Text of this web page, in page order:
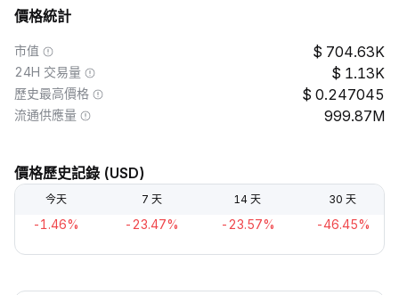
價格統計
市值 704.63K
24H 交易量 1.13K
歷史最高價格 0.247045
流通供應量 999.87M
價格歷史記錄 (USD)
今天 7 天 14 天 30 天
-1.46% -23.47% -23.57% -46.45%